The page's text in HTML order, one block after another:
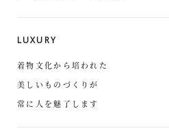
LUXURY
着物文化から培われた
美しいものづくりが
常に人を魅了します